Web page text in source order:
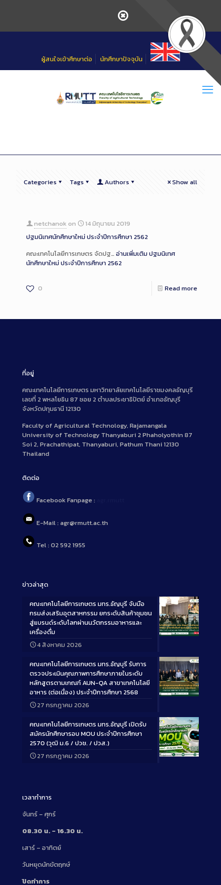
ผู้สนใจเข้าศึกษาต่อ นักศึกษาปัจจุบัน
Categories Tags Authors Show all
netchanok on
14 มิถุนายน 2019
ปฐมนิเทศนักศึกษาใหม่ ประจำปีการศึกษา 2562
คณะเทคโนโลยีการเกษตร จัดปฐ… อ่านเพิ่มเติมปฐมนิเทศ
นักศึกษาใหม่ ประจำปีการศึกษา 2562
0 Read more
ที่อยู่
คณะเทคโนโลยีการเกษตร มหาวิทยาลัยเทคโนโลยีราชมงคลธัญบุรี
เลขที่ 2 พหลโยธิน 87 ซอย 2 ตำบลประชาธิปัตย์ อำเภอธัญบุรี
จังหวัดปทุมธานี 12130
Faculty of Agricultural Technology, Rajamangala
University of Technology Thanyaburi 2 Phaholyothin 87
Soi 2, Prachathipat, Thanyaburi, Pathum Thani 12130
Thailand
ติดต่อ
Facebook Fanpage :
E-Mail : agr@rmutt.ac.th
Tel : 02 592 1955
ข่าวล่าสุด
Long
คณะเทคโนโลยีการเกษตร มทร.ธัญบุรี จับมือ
กรมส่งเสริมอุตสาหกรรม ยกระดับสินค้าชุมชน
สู่แบรนด์ระดับโลกผ่านนวัตกรรมอาหารและ
เครื่องดื่ม
4 สิงหาคม 2026
Long
คณะเทคโนโลยีการเกษตร มทร.ธัญบุรี รับการ
ตรวจประเมินคุณภาพการศึกษาภายในระดับ
หลักสูตรตามเกณฑ์ AUN-QA สาขาเทคโนโลยี
อาหาร (ต่อเนื่อง) ประจำปีการศึกษา 2568
27 กรกฎาคม 2026
Long
คณะเทคโนโลยีการเกษตร มทร.ธัญบุรี เปิดรับ
สมัครนักศึกษารอบ MOU ประจำปีการศึกษา
2570 (วุฒิ ม.6 / ปวช. / ปวส.)
27 กรกฎาคม 2026
เวลาทำการ
จันทร์ – ศุกร์
08.30 น. – 16.30 น.
เสาร์ – อาทิตย์
วันหยุดนักขัตฤกษ์
ปิดทำการ